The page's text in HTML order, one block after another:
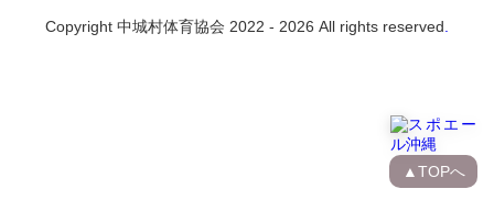
▲TOPへ
Copyright 中城村体育協会 2022 - 2026 All rights reserved